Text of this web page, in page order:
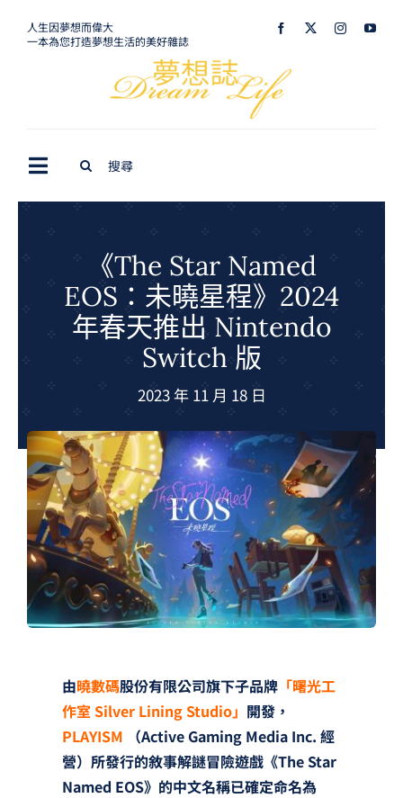
人生因夢想而偉大
一本為您打造夢想生活的美好雜誌
Toggle
Navigation
室內設計
GCU大賽
夢想購物
《The Star Named
EOS：未曉星程》2024
年春天推出 Nintendo
Switch 版
2023 年 11 月 18 日
由曉數碼股份有限公司旗下子品牌「曙光工
作室 Silver Lining Studio」 開發，
PLAYISM （Active Gaming Media Inc. 經
營）所發行的敘事解謎冒險遊戲《The Star
Named EOS》的中文名稱已確定命名為